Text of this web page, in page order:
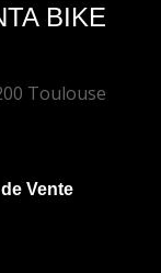
BIKE
Toulouse
Vente